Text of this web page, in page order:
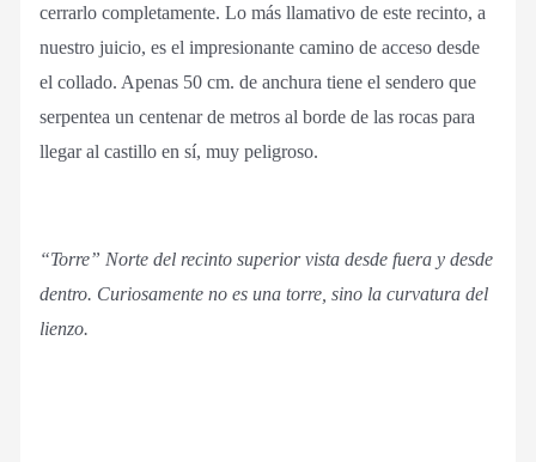
cerrarlo completamente. Lo más llamativo de este recinto, a
nuestro juicio, es el impresionante camino de acceso desde
el collado. Apenas 50 cm. de anchura tiene el sendero que
serpentea un centenar de metros al borde de las rocas para
llegar al castillo en sí, muy peligroso.
“Torre” Norte del recinto superior vista desde fuera y desde
dentro. Curiosamente no es una torre, sino la curvatura del
lienzo.